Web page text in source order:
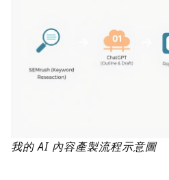
我的 AI 內容產製流程示意圖